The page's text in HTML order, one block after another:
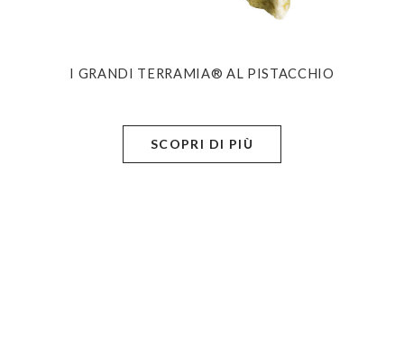
I GRANDI TERRAMIA® AL PISTACCHIO
SCOPRI DI PIÙ